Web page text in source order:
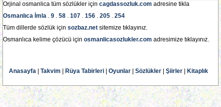
Orjinal osmanlica tüm sözlükler için cagdassozluk.com adresine tikla
Osmanlıca İmla . 9 . 58 . 107 . 156 . 205 . 254
Tüm dillerde sözlük için sozbaz.net sitemize tıklayınız.
Osmanlıca kelime çözücü için osmanlicasozlukler.com adresimize tıklayınız.
Anasayfa Takvim Rüya Tabirleri Oyunlar Sözlükler Şiirler Kitaplık